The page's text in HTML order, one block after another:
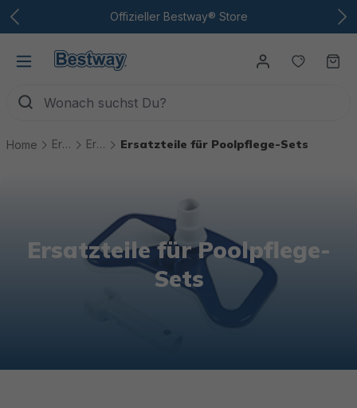
Zum Hauptinhalt Offizieller Bestway® Store
Du
Home Ersatzteile Ersatzteile Pool Technik Ersatzteile für Poolpflege-Sets
Ersatzteile für Poolpflege-
Sets